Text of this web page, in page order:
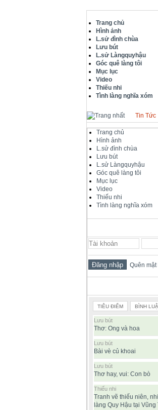
Trang chủ
Hình ảnh
L.sử đình chùa
Lưu bút
L.sử Làngquyhậu
Góc quê làng tôi
Mục lục
Video
Thiếu nhi
Tình làng nghĩa xóm
Tin Tức
Trang chủ
Hình ảnh
L.sử đình chùa
Lưu bút
L.sử Làngquyhậu
Góc quê làng tôi
Mục lục
Video
Thiếu nhi
Tình làng nghĩa xóm
Quên mật
TIÊU ĐIỂM BÌNH
Lưu bút
Thơ: Ong và hoa
Lưu bút
Bài vè củ khoai
Lưu bút
Thơ hay, vui: Con bò
Thiếu nhi
Tranh vẽ thiếu niên,
làng Quy Hậu tại Vũng